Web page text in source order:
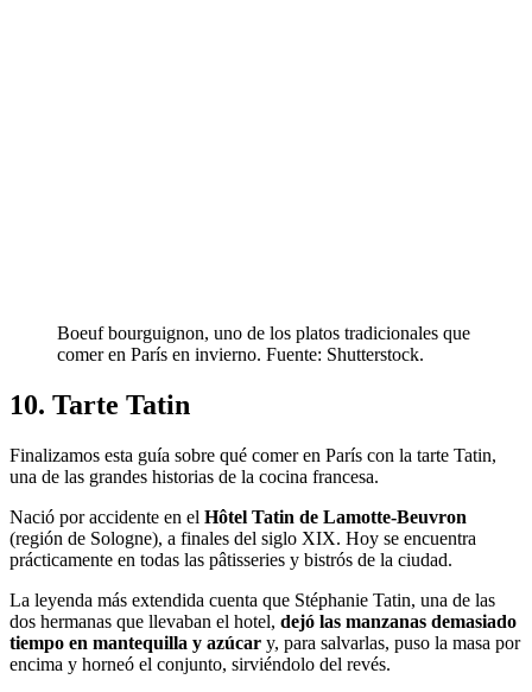
Boeuf bourguignon, uno de los platos tradicionales que
comer en París en invierno. Fuente: Shutterstock.
10. Tarte Tatin
Finalizamos esta guía sobre qué comer en París con la tarte Tatin,
una de las grandes historias de la cocina francesa.
Nació por accidente en el Hôtel Tatin de Lamotte-Beuvron
(región de Sologne), a finales del siglo XIX. Hoy se encuentra
prácticamente en todas las pâtisseries y bistrós de la ciudad.
La leyenda más extendida cuenta que Stéphanie Tatin, una de las
dos hermanas que llevaban el hotel, dejó las manzanas demasiado
tiempo en mantequilla y azúcar y, para salvarlas, puso la masa por
encima y horneó el conjunto, sirviéndolo del revés.